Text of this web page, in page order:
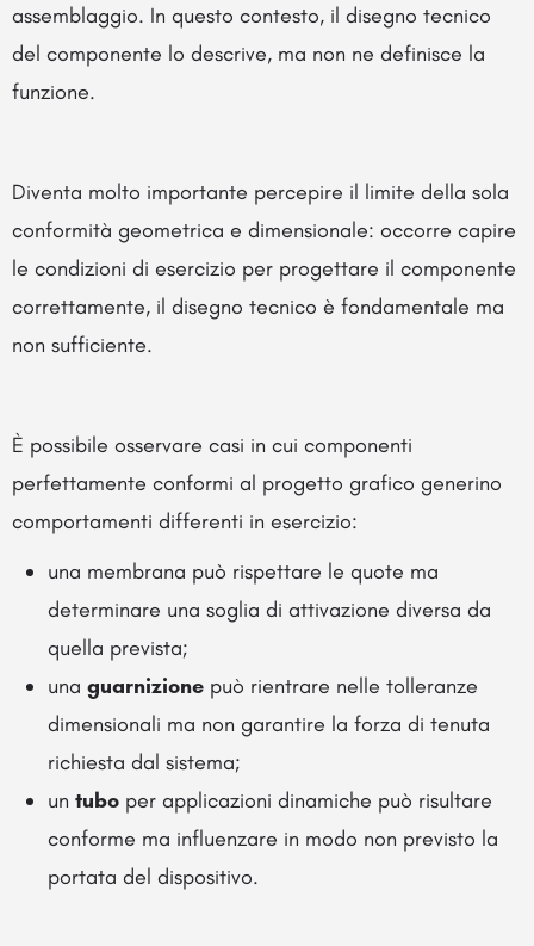
assemblaggio. In questo contesto, il disegno tecnico
del componente lo descrive, ma non ne definisce la
funzione.
Diventa molto importante percepire il limite della sola
conformità geometrica e dimensionale: occorre capire
le condizioni di esercizio per progettare il componente
correttamente, il disegno tecnico è fondamentale ma
non sufficiente.
È possibile osservare casi in cui componenti
perfettamente conformi al progetto grafico generino
comportamenti differenti in esercizio:
una membrana può rispettare le quote ma
determinare una soglia di attivazione diversa da
quella prevista;
una guarnizione può rientrare nelle tolleranze
dimensionali ma non garantire la forza di tenuta
richiesta dal sistema;
un tubo per applicazioni dinamiche può risultare
conforme ma influenzare in modo non previsto la
portata del dispositivo.